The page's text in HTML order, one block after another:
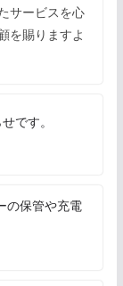
サービスを心
を賜りますよ
です。
の保管や充電